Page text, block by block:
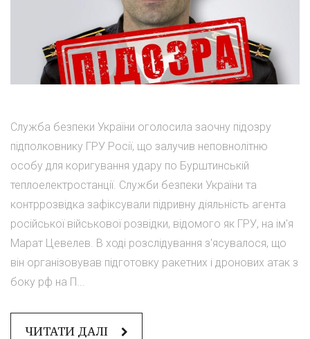
Служба безпеки України оголосила заочну підозру
підполковнику ГРУ Росії, що залучив неповнолітню
особу для коригування удару по Бурштинській
теплоелектростанції. Служби безпеки України та
контррозвідка зафіксували підривну діяльність агента
російської військової розвідки, відомого як ГРУ, на ім'я
Марат Цевелев. В ході розслідування з'ясувалося, що
він організовував підготовку ракетних і дронових атак з
боку рф на П...
ЧИТАТИ ДАЛІ